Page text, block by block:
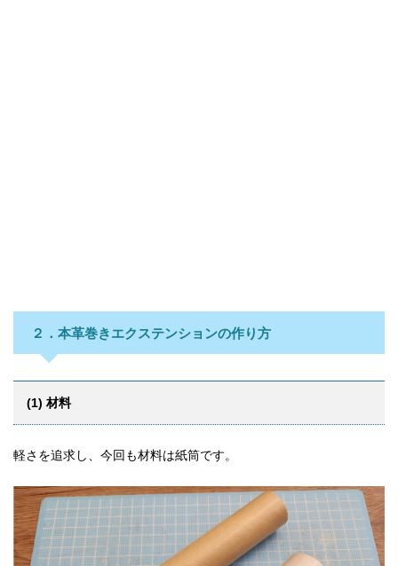
２．本革巻きエクステンションの作り方
(1) 材料
軽さを追求し、今回も材料は紙筒です。